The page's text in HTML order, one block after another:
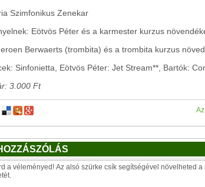
Szimfonikus Zenekar
Eötvös Péter és a karmester kurzus
Berwaerts (trombita) és a trombita kurzus
Sinfonietta, Eötvös Péter: Jet Stream**, Bartók:
3.000 Ft